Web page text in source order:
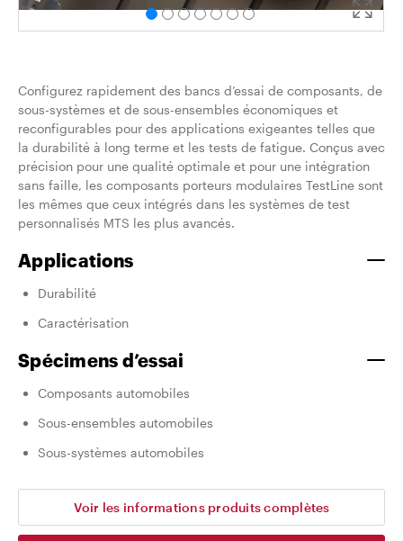
Configurez rapidement des bancs d’essai de composants, de
sous-systèmes et de sous-ensembles économiques et
reconfigurables pour des applications exigeantes telles que
la durabilité à long terme et les tests de fatigue. Conçus avec
précision pour une qualité optimale et pour une intégration
sans faille, les composants porteurs modulaires TestLine sont
les mêmes que ceux intégrés dans les systèmes de test
personnalisés MTS les plus avancés.
Applications
Durabilité
Caractérisation
Spécimens d’essai
Composants automobiles
Sous-ensembles automobiles
Sous-systèmes automobiles
Voir les informations produits complètes